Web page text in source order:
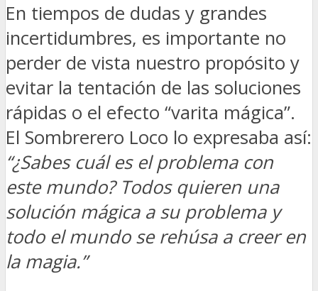
En tiempos de dudas y grandes
incertidumbres, es importante no
perder de vista nuestro propósito y
evitar la tentación de las soluciones
rápidas o el efecto “varita mágica”.
El Sombrerero Loco lo expresaba así:
“¿Sabes cuál es el problema con
este mundo? Todos quieren una
solución mágica a su problema y
todo el mundo se rehúsa a creer en
la magia.”